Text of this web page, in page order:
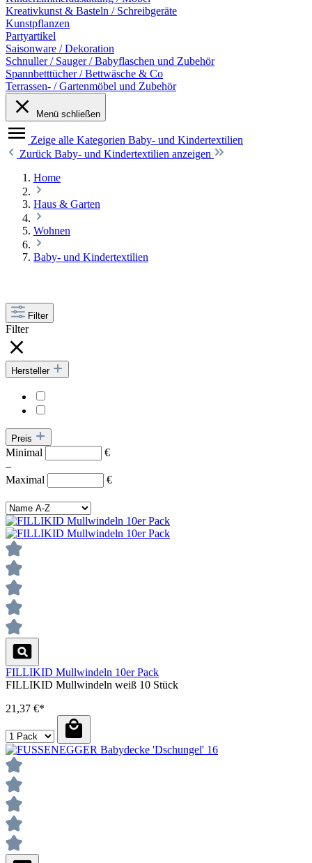
Kreativkunst & Basteln / Schreibgeräte
Kunstpflanzen
Partyartikel
Saisonware / Dekoration
Schnuller / Sauger / Babyflaschen und Zubehör
Spannbetttücher / Bettwäsche & Co
Terrassen- / Gartenmöbel und Zubehör
Menü schließen
Zeige alle Kategorien Baby- und Kindertextilien
Zurück Baby- und Kindertextilien anzeigen
Home
Haus & Garten
Wohnen
Baby- und Kindertextilien
Filter
Filter
Hersteller
Preis
Minimal
€
–
Maximal
€
FILLIKID Mullwindeln 10er Pack
FILLIKID Mullwindeln weiß 10 Stück
21,37 €*